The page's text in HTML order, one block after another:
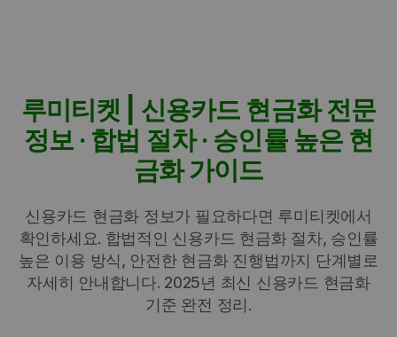
루미티켓 | 신용카드 현금화 전문
정보 · 합법 절차 · 승인률 높은 현
금화 가이드
신용카드 현금화 정보가 필요하다면 루미티켓에서
확인하세요. 합법적인 신용카드 현금화 절차, 승인률
높은 이용 방식, 안전한 현금화 진행법까지 단계별로
자세히 안내합니다. 2025년 최신 신용카드 현금화
기준 완전 정리.